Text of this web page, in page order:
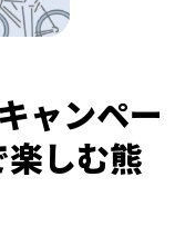
ャンペー
しむ熊